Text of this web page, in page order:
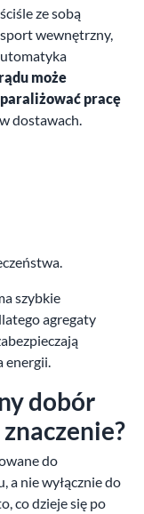
ze sobą
wewnętrzny,
może
pracę
dostawach.
szybkie
agregaty
energii.
dobór
do
a nie wyłącznie do
co dzieje się po